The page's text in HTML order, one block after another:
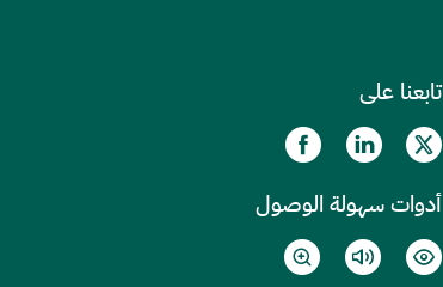
تابعنا على
أدوات سهولة الوصول